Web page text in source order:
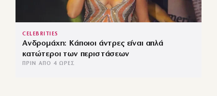
CELEBRITIES
Ανδρομάχη: Κάποιοι άντρες είναι απλά
κατώτεροι των περιστάσεων
ΠΡΙΝ ΑΠΌ 4 ΏΡΕΣ